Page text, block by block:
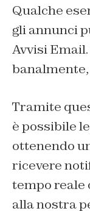
Qualche
gli annunci
Avvisi
Tramite
è possibile
ottenendo
ricevere
tempo reale
alla nostra